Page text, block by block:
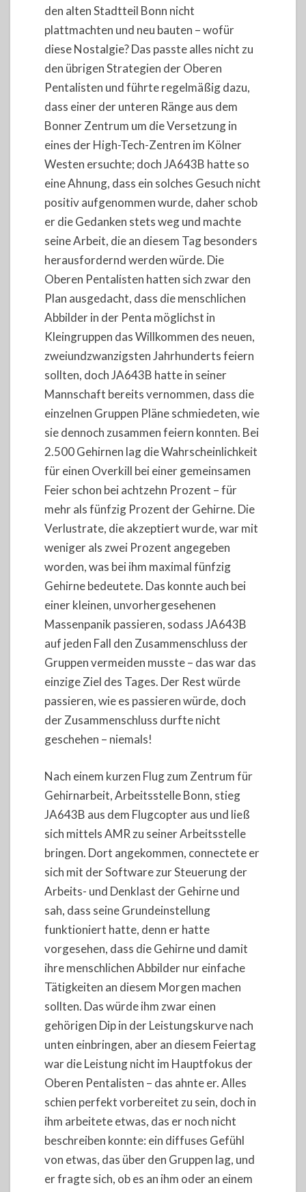
den alten Stadtteil Bonn nicht
plattmachten und neu bauten – wofür
diese Nostalgie? Das passte alles nicht zu
den übrigen Strategien der Oberen
Pentalisten und führte regelmäßig dazu,
dass einer der unteren Ränge aus dem
Bonner Zentrum um die Versetzung in
eines der High-Tech-Zentren im Kölner
Westen ersuchte; doch JA643B hatte so
eine Ahnung, dass ein solches Gesuch nicht
positiv aufgenommen wurde, daher schob
er die Gedanken stets weg und machte
seine Arbeit, die an diesem Tag besonders
herausfordernd werden würde. Die
Oberen Pentalisten hatten sich zwar den
Plan ausgedacht, dass die menschlichen
Abbilder in der Penta möglichst in
Kleingruppen das Willkommen des neuen,
zweiundzwanzigsten Jahrhunderts feiern
sollten, doch JA643B hatte in seiner
Mannschaft bereits vernommen, dass die
einzelnen Gruppen Pläne schmiedeten, wie
sie dennoch zusammen feiern konnten. Bei
2.500 Gehirnen lag die Wahrscheinlichkeit
für einen Overkill bei einer gemeinsamen
Feier schon bei achtzehn Prozent – für
mehr als fünfzig Prozent der Gehirne. Die
Verlustrate, die akzeptiert wurde, war mit
weniger als zwei Prozent angegeben
worden, was bei ihm maximal fünfzig
Gehirne bedeutete. Das konnte auch bei
einer kleinen, unvorhergesehenen
Massenpanik passieren, sodass JA643B
auf jeden Fall den Zusammenschluss der
Gruppen vermeiden musste – das war das
einzige Ziel des Tages. Der Rest würde
passieren, wie es passieren würde, doch
der Zusammenschluss durfte nicht
geschehen – niemals!
Nach einem kurzen Flug zum Zentrum für
Gehirnarbeit, Arbeitsstelle Bonn, stieg
JA643B aus dem Flugcopter aus und ließ
sich mittels AMR zu seiner Arbeitsstelle
bringen. Dort angekommen, connectete er
sich mit der Software zur Steuerung der
Arbeits- und Denklast der Gehirne und
sah, dass seine Grundeinstellung
funktioniert hatte, denn er hatte
vorgesehen, dass die Gehirne und damit
ihre menschlichen Abbilder nur einfache
Tätigkeiten an diesem Morgen machen
sollten. Das würde ihm zwar einen
gehörigen Dip in der Leistungskurve nach
unten einbringen, aber an diesem Feiertag
war die Leistung nicht im Hauptfokus der
Oberen Pentalisten – das ahnte er. Alles
schien perfekt vorbereitet zu sein, doch in
ihm arbeitete etwas, das er noch nicht
beschreiben konnte: ein diffuses Gefühl
von etwas, das über den Gruppen lag, und
er fragte sich, ob es an ihm oder an einem